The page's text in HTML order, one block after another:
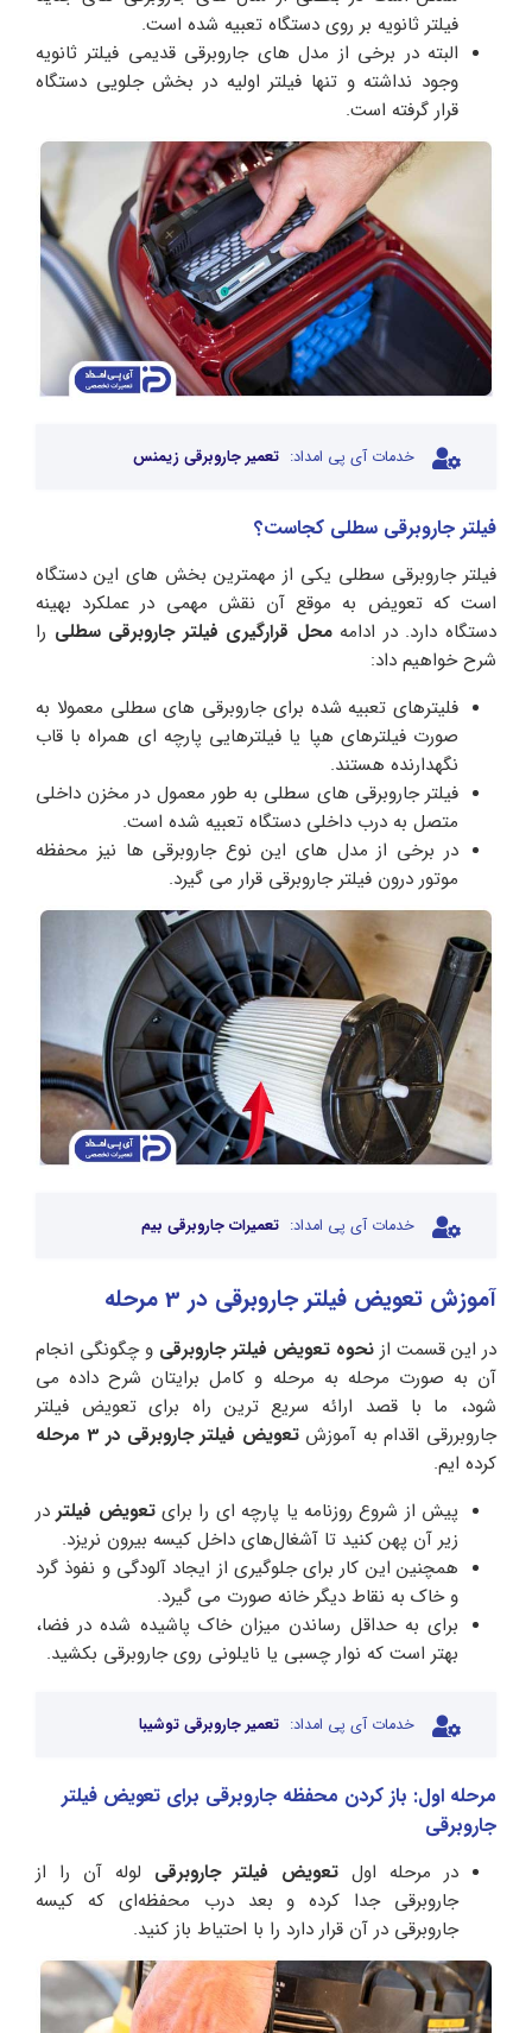
فیلتر ثانویه بر روی دستگاه تعبیه شده است.
البته در برخی از مدل های جاروبرقی قدیمی فیلتر ثانویه
وجود نداشته و تنها فیلتر اولیه در بخش جلویی دستگاه
قرار گرفته است.
خدمات آی پی امداد: تعمیر جاروبرقی زیمنس
فیلتر جاروبرقی سطلی کجاست؟
فیلتر جاروبرقی سطلی یکی از مهمترین بخش های این دستگاه
است که تعویض به موقع آن نقش مهمی در عملکرد بهینه
دستگاه دارد. در ادامهمحل قرارگیری فیلتر جاروبرقی سطلی را
شرح خواهیم داد:
فلیترهای تعبیه شده برای جاروبرقی های سطلی معمولا به
صورت فیلترهای هپا یا فیلترهایی پارچه ای همراه با قاب
نگهدارنده هستند.
فیلتر جاروبرقی های سطلی به طور معمول در مخزن داخلی
متصل به درب داخلی دستگاه تعبیه شده است.
در برخی از مدل های این نوع جاروبرقی ها نیز محفظه
موتور درون فیلتر جاروبرقی قرار می گیرد.
خدمات آی پی امداد: تعمیرات جاروبرقی بیم
آموزش تعویض فیلتر جاروبرقی در 3 مرحله
در این قسمت از نحوه تعویض فیلترجاروبرقی و چگونگی انجام
آن به صورت مرحله به مرحله و کامل برایتان شرح داده می
شود، ما با قصد ارائه سریع ترین راه برای تعویض فیلتر
جاروبررقی اقدام به آموزش تعویض فیلتر جاروبرقی در 3 مرحله
کرده ایم.
پیش از شروع روزنامه یا پارچه ای را برایتعویض فیلتر در
زیر آن پهن کنید تا آشغال‌های داخل کیسه بیرون نریزد.
همچنین این کار برای جلوگیری از ایجاد آلودگی و نفوذ گرد
و خاک به نقاط دیگر خانه صورت می گیرد.
برای به حداقل رساندن میزان خاک پاشیده شده در فضا،
بهتر است که نوار چسبی یا نایلونی روی جاروبرقی بکشید.
خدمات آی پی امداد: تعمیر جاروبرقی توشیبا
مرحله اول: باز کردن محفظه جاروبرقی برای تعویض فیلتر
جاروبرقی
در مرحله اول تعویض فیلتر جاروبرقی لوله آن را از
جاروبرقی جدا کرده و بعد درب محفظه‌ای که کیسه
جاروبرقی در آن قرار دارد را با احتیاط باز کنید.